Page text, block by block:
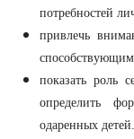
потребностей
привлечь
способствующим
показать роль
определить
одаренных детей.